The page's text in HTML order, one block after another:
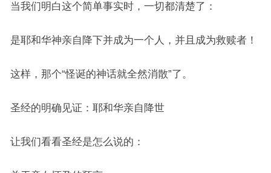
当我们明白这个简单事实时，一切都清楚了：
是耶和华神亲自降下并成为一个人，并且成为救赎者！
这样，那个“怪诞的神话就全然消散”了。
圣经的明确见证：耶和华亲自降世
让我们看看圣经是怎么说的：